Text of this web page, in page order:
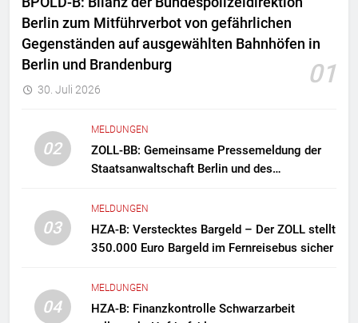
Berlin zum Mitführverbot von gefährlichen
Gegenständen auf ausgewählten Bahnhöfen in
Berlin und Brandenburg
01
30. Juli 2026
02
MELDUNGEN
ZOLL-BB: Gemeinsame Pressemeldung der
Staatsanwaltschaft Berlin und des
Zollfahndung hebt mutmaßliches
Drogenlabor aus
03
MELDUNGEN
HZA-B: Verstecktes Bargeld – Der ZOLL stellt
350.000 Euro Bargeld im Fernreisebus sicher
04
MELDUNGEN
HZA-B: Finanzkontrolle Schwarzarbeit